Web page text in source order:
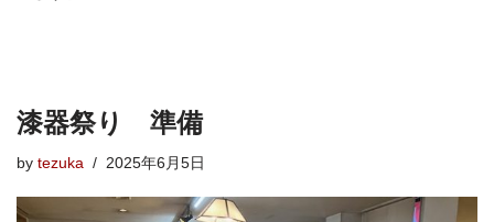
漆器祭り 準備
by tezuka 2025年6月5日